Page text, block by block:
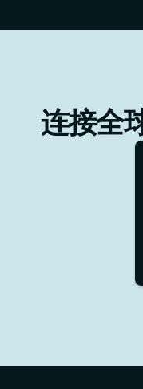
连接全